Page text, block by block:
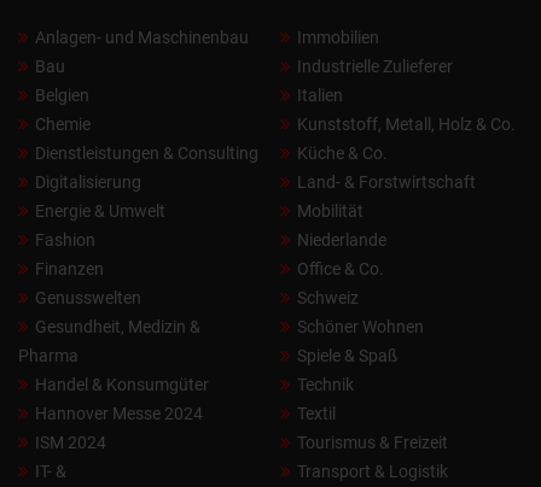
Anlagen- und Maschinenbau
Bau
Belgien
Chemie
Dienstleistungen & Consulting
Digitalisierung
Energie & Umwelt
Fashion
Finanzen
Genusswelten
Gesundheit, Medizin &
Pharma
Handel & Konsumgüter
Hannover Messe 2024
ISM 2024
IT- &
Immobilien
Industrielle Zulieferer
Italien
Kunststoff, Metall, Holz & Co.
Küche & Co.
Land- & Forstwirtschaft
Mobilität
Niederlande
Office & Co.
Schweiz
Schöner Wohnen
Spiele & Spaß
Technik
Textil
Tourismus & Freizeit
Transport & Logistik